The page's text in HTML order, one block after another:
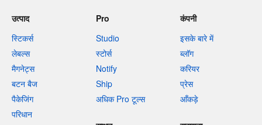
उत्पाद
स्टिकर्स
लेबल्स
मैगनेट्स
बटन बैज
पैकेजिंग
परिधान
Pro
Studio
स्टोर्स
Notify
Ship
अधिक Pro टूल्स
कंपनी
इसके बारे में
ब्लॉग
करियर
प्रेस
आँकड़े